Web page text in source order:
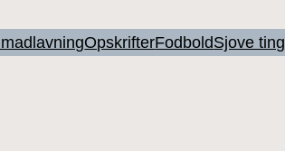
OpskrifterFodboldSjove ting